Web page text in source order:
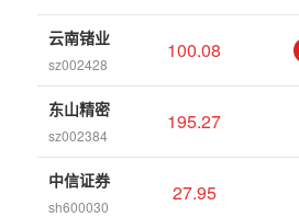
云南锗业
sz002428
100.08
东山精密
sz002384
195.27
中信证券
sh600030
27.95